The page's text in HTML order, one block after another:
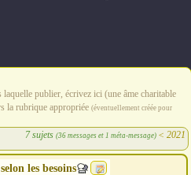
publier, écrivez ici (une âme charitable
la rubrique appropriée (éventuellement créée pour
7 sujets (36 messages et 1 méta-message) < 2021
les besoins